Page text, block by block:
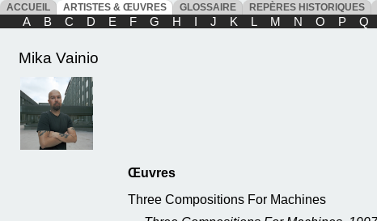
ACCUEIL ARTISTES & ŒUVRES GLOSSAIRE REPÈRES HISTORIQUES
A
B C D E F G H I J K L M N O P Q